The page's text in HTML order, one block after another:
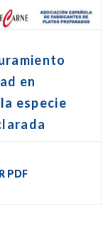
en
especie
PDF